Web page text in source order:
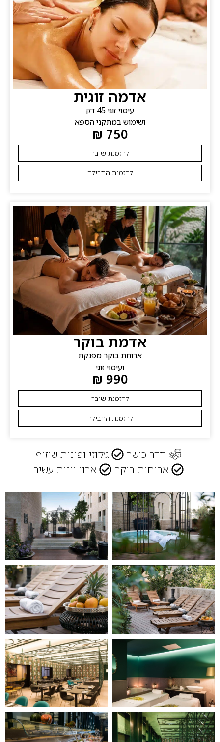
אדמה זוגית
עיסוי זוגי 45 דק
ושימוש במתקני הספא
750 ₪
להזמנת שובר
להזמנת החבילה
אדמת בוקר
ארוחת בוקר מפנקת
ועיסוי זוגי
990 ₪
להזמנת שובר
להזמנת החבילה
חדר כושר
ג׳קוזי ופינות שיזוף
ארוחות בוקר
ארון יינות עשיר